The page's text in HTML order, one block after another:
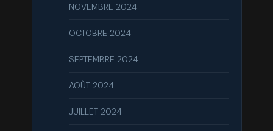
NOVEMBRE 2024
OCTOBRE 2024
SEPTEMBRE 2024
AOÛT 2024
JUILLET 2024